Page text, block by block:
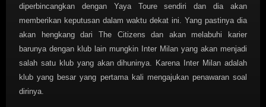
diperbincangkan dengan Yaya Toure sendiri dan dia akan
memberikan keputusan dalam waktu dekat ini. Yang pastinya dia
akan hengkang dari The Citizens dan akan melabuhi karier
barunya dengan klub lain mungkin Inter Milan yang akan menjadi
salah satu klub yang akan dihuninya. Karena Inter Milan adalah
klub yang besar yang pertama kali mengajukan penawaran soal
dirinya.